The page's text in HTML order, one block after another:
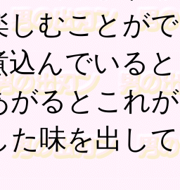
しむことが
込んでいる
がるとこれ
た味を出し